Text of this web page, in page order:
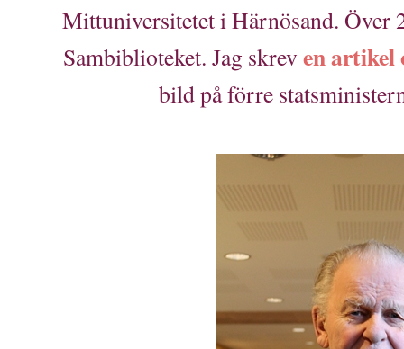
Mittuniversitetet i Härnösand. Över
Sambiblioteket. Jag skreven
bild på förre